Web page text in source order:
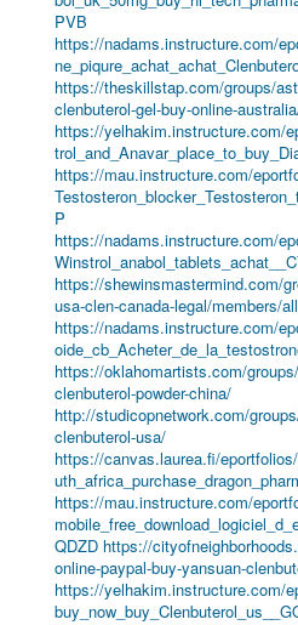
PVB
https://nadams.instructure.com/
https://theskillstap.com/groups/
clenbuterol-gel-buy-online-
https://yelhakim.instructure.com/
https://mau.instructure.com/
P
https://nadams.instructure.com/
https://shewinsmastermind.com/
usa-clen-canada-legal/members/
https://nadams.instructure.com/
https://oklahomartists.com/
clenbuterol-powder-china/
http://studicopnetwork.com/
clenbuterol-usa/
https://canvas.laurea.fi/
https://mau.instructure.com/
QDZD https://
online-paypal-buy-yansuan-
https://yelhakim.instructure.com/